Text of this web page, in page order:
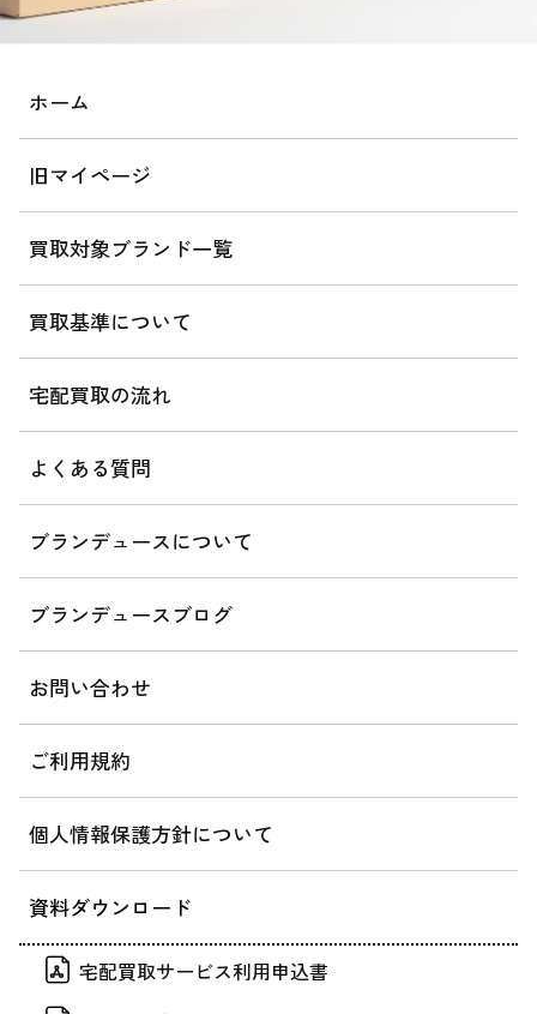
ホーム
旧マイページ
買取対象ブランド一覧
買取基準について
宅配買取の流れ
よくある質問
ブランデュースについて
ブランデュースブログ
お問い合わせ
ご利用規約
個人情報保護方針について
資料ダウンロード
宅配買取サービス利用申込書